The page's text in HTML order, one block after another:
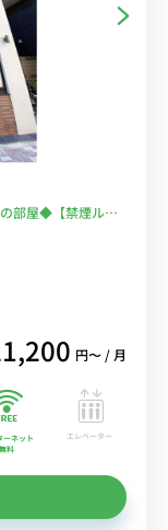
部屋◆【禁煙ルー
水洗浄便座のある
円〜 / 月
ーネット
無料
エレベーター